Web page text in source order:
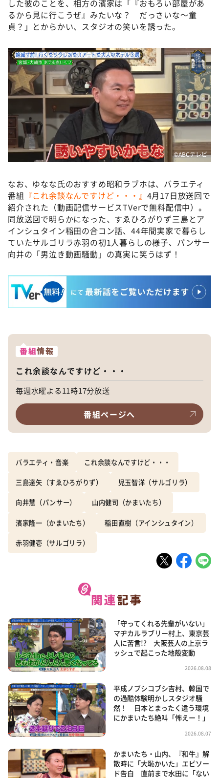
した彼のことを、相方の濱家は「『おもろい部屋があ
るから見に行こうぜ』みたいな？ だっさいな～童
貞？」とからかい、スタジオの笑いを誘った。
©️ABCテレビ
なお、ゆなな氏のおすすめ昭和ラブホは、バラエティ
番組 『これ余談なんですけど・・・』 4月17日放送回で
紹介された（動画配信サービスTVerで無料配信中）。
同放送回で明らかになった、すゑひろがりず三島とア
インシュタイン稲田の合コン話、44年間実家で暮らし
ていたサルゴリラ赤羽の初1人暮らしの様子、パンサー
向井の「男泣き動画騒動」の真実に笑うはず！
番組情報
これ余談なんですけど・・・
毎週水曜よる11時17分放送
番組ページへ
バラエティ・音楽 これ余談なんですけど・・・
三島達矢（すゑひろがりず） 児玉智洋（サルゴリラ）
向井慧（パンサー） 山内健司（かまいたち）
濱家隆一（かまいたち） 稲田直樹（アインシュタイン）
赤羽健壱（サルゴリラ）
「守ってくれる先輩がいない」
マヂカルラブリー村上、東京芸
人に苦言!? 大阪芸人の上京ラ
ッシュで起こった地殻変動
2026.08.08
平成ノブシコブシ吉村、韓国で
の過酷体験明かしスタジオ騒
然！ 日本とまったく違う環境
にかまいたち絶叫「怖えー！」
2026.08.07
かまいたち・山内、『和牛』解
散時に「大恥かいた」エピソー
ド告白 直前まで水田に「ない